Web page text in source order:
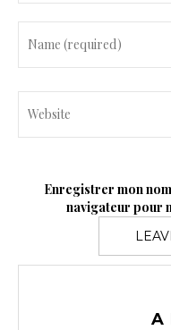
Enregistrer mon
navigateur pour
A